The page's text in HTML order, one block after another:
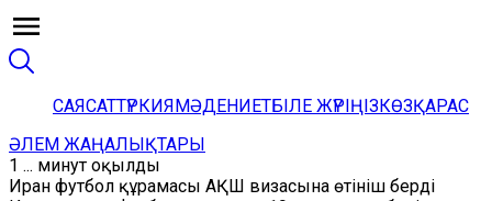
САЯСАТТҮРКИЯМӘДЕНИЕТБІЛЕ ЖҮРІҢІЗКӨЗҚАРАС
ӘЛЕМ ЖАҢАЛЫҚТАРЫ
1 ... минут оқылды
Иран футбол құрамасы АҚШ визасына өтініш берді